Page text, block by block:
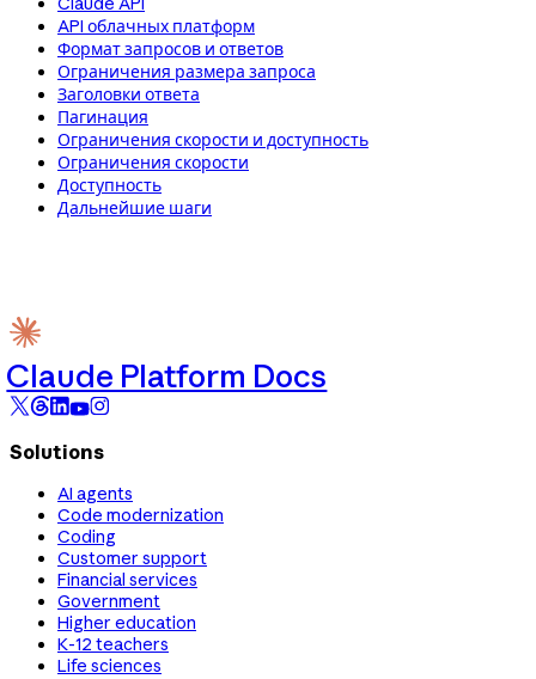
API облачных платформ
Формат запросов и ответов
Ограничения размера запроса
Заголовки ответа
Пагинация
Ограничения скорости и доступность
Ограничения скорости
Доступность
Дальнейшие шаги
Claude Platform Docs
Solutions
AI agents
Code modernization
Coding
Customer support
Financial services
Government
Higher education
K-12 teachers
Life sciences